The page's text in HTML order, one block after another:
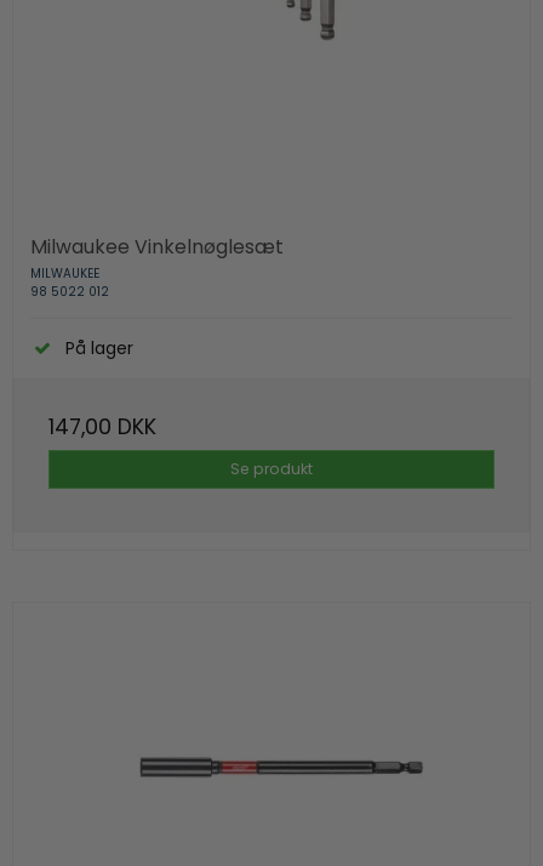
Milwaukee Vinkelnøglesæt
MILWAUKEE
98 5022 012
På lager
147,00 DKK
Se produkt